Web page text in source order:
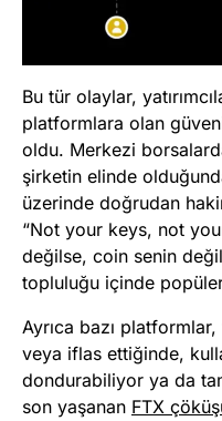
Bu tür olaylar,
platformlara olan
oldu. Merkezi
şirketin elinde
üzerinde doğrudan
“Not your keys, not
değilse, coin senin
topluluğu içinde
Ayrıca bazı platformlar,
veya iflas ettiğinde,
dondurabiliyor ya da
son yaşanan FTX